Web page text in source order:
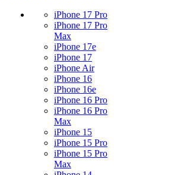
iPhone 17 Pro
iPhone 17 Pro
Max
iPhone 17e
iPhone 17
iPhone Air
iPhone 16
iPhone 16e
iPhone 16 Pro
iPhone 16 Pro
Max
iPhone 15
iPhone 15 Pro
iPhone 15 Pro
Max